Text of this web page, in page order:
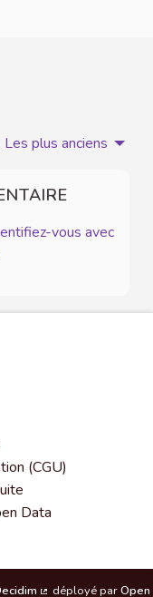
Les plus anciens
vous avec
(CGU)
Data
étudiante
citoyenne
déployé parOpen